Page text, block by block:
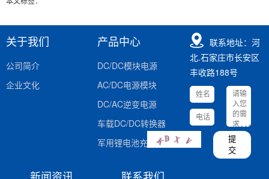
关于我们
公司简介
企业文化
产品中心
DC/DC模块电源
AC/DC电源模块
DC/AC逆变电源
车载DC/DC转换器
军用锂电池充电器
联系地址：河
北.石家庄市长安区
丰收路188号
提
交